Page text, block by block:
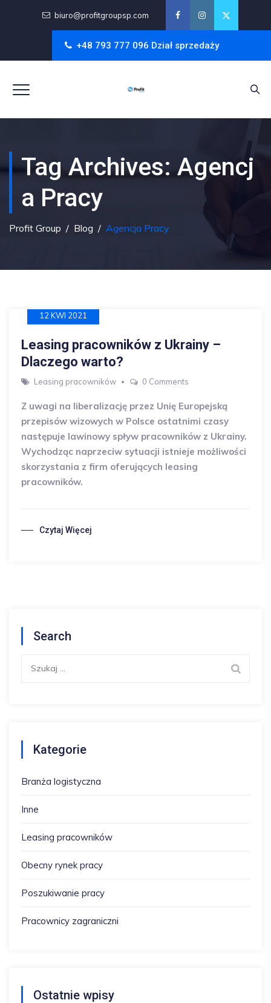
biuro@profitgroupsp.com
+48 793 777 096 Dział sprzedaży
Tag Archives: Agencj
A Pracy
Profit Group / Blog / Agencja Pracy
12 KWI 2021
Leasing pracowników z Ukrainy –
Dlaczego warto?
Leasing pracowników 0 Comments
Z uwagi na liberalizację przez Unię Europejską
przepisów wizowych w Polsce ostatnimi czasy
następuje lawinowy spływ pracowników z Ukrainy.
Wychodząc naprzeciw sytuacji istnieje możliwości
skorzystania z firm oferujących leasing
pracowników.
Czytaj Więcej
Search
Kategorie
Branża logistyczna
Inne
Leasing pracowników
Obecny rynek pracy
Poszukiwanie pracy
Pracownicy zagraniczni
Ostatnie wpisy